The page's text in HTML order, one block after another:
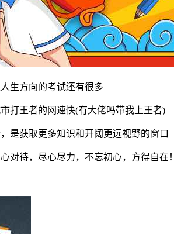
生方向的考试还有很多
打王者的网速快(有大佬吗带我上王者)
是获取更多知识和开阔更远视野的窗口
对待，尽心尽力，不忘初心，方得自在！